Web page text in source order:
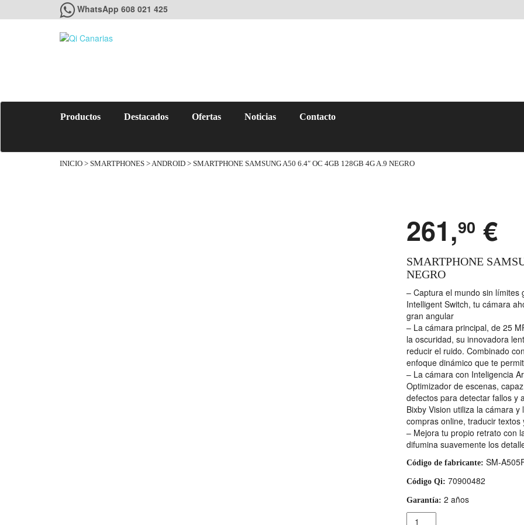
WhatsApp 608 021 425
Productos Destacados Ofertas Noticias Contacto
INICIO > SMARTPHONES >ANDROID > SMARTPHONE SAMSUNG A50 6.4″ OC 4GB 128GB 4G A.9 NEGRO
261,90 €
SMARTPHONE
NEGRO
– Captura el mundo sin límites
Intelligent Switch, tu cámara
gran angular
– La cámara principal, de 25
la oscuridad, su innovadora
reducir el ruido. Combinado
enfoque dinámico que te
– La cámara con Inteligencia
Optimizador de escenas,
defectos para detectar fallos y
Bixby Vision utiliza la cámara
compras online, traducir
– Mejora tu propio retrato con
difumina suavemente los
Código de fabricante: SM-
Código Qi: 70900482
Garantía: 2 años
Cantidad